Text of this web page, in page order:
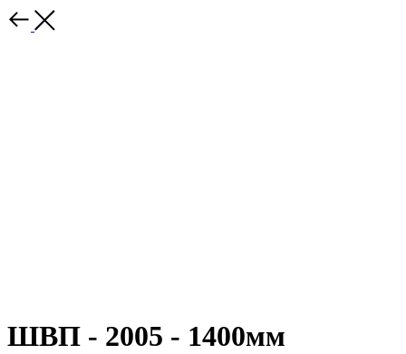
ШВП - 2005 - 1400мм